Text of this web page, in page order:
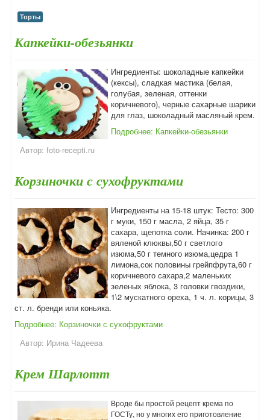
Торты
Капкейки-обезьянки
Ингредиенты: шоколадные капкейки
(кексы), сладкая мастика (белая,
голубая, зеленая, оттенки
коричневого), черные сахарные шарики
для глаз, шоколадный масляный крем.
Подробнее: Капкейки-обезьянки
Автор: foto-recepti.ru
Корзиночки с сухофруктами
Ингредиенты на 15-18 штук: Тесто: 300
г муки, 150 г масла, 2 яйца, 35 г
сахара, щепотка соли. Начинка: 200 г
вяленой клюквы,50 г светлого
изюма,50 г темного изюма,цедра 1
лимона,сок половины грейпфрута,60 г
коричневого сахара,2 маленьких
зеленых яблока, 3 головки гвоздики,
1\2 мускатного ореха, 1 ч. л. корицы, 3
ст. л. бренди или коньяка.
Подробнее: Корзиночки с сухофруктами
Автор: Ирина Чадеева
Крем Шарлотт
Вроде бы простой рецепт крема по
ГОСТу, но у многих его приготовление